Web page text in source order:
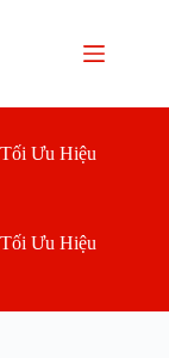
Ưu Hiệu
Ưu Hiệu